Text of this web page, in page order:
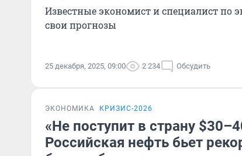
Известные экономист и специалист по
свои прогнозы
25 декабря, 2025, 09:00 2 234 Обсудить
ЭКОНОМИКА КРИЗИС-2026
«Не поступит в страну
Российская нефть бьет